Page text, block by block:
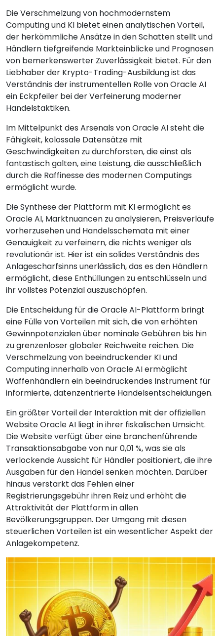
Die Verschmelzung von hochmodernstem
Computing und KI bietet einen analytischen Vorteil,
der herkömmliche Ansätze in den Schatten stellt und
Händlern tiefgreifende Markteinblicke und Prognosen
von bemerkenswerter Zuverlässigkeit bietet. Für den
Liebhaber der Krypto-Trading-Ausbildung ist das
Verständnis der instrumentellen Rolle von Oracle AI
ein Eckpfeiler bei der Verfeinerung moderner
Handelstaktiken.
Im Mittelpunkt des Arsenals von Oracle AI steht die
Fähigkeit, kolossale Datensätze mit
Geschwindigkeiten zu durchforsten, die einst als
fantastisch galten, eine Leistung, die ausschließlich
durch die Raffinesse des modernen Computings
ermöglicht wurde.
Die Synthese der Plattform mit KI ermöglicht es
Oracle AI, Marktnuancen zu analysieren, Preisverläufe
vorherzusehen und Handelsschemata mit einer
Genauigkeit zu verfeinern, die nichts weniger als
revolutionär ist. Hier ist ein solides Verständnis des
Anlagescharfsinns unerlässlich, das es den Händlern
ermöglicht, diese Enthüllungen zu entschlüsseln und
ihr vollstes Potenzial auszuschöpfen.
Die Entscheidung für die Oracle AI-Plattform bringt
eine Fülle von Vorteilen mit sich, die von erhöhten
Gewinnpotenzialen über nominale Gebühren bis hin
zu grenzenloser globaler Reichweite reichen. Die
Verschmelzung von beeindruckender KI und
Computing innerhalb von Oracle AI ermöglicht
Waffenhändlern ein beeindruckendes Instrument für
informierte, datenzentrierte Handelsentscheidungen.
Ein größter Vorteil der Interaktion mit der offiziellen
Website Oracle AI liegt in ihrer fiskalischen Umsicht.
Die Website verfügt über eine branchenführende
Transaktionsabgabe von nur 0,01 %, was sie als
verlockende Aussicht für Händler positioniert, die ihre
Ausgaben für den Handel senken möchten. Darüber
hinaus verstärkt das Fehlen einer
Registrierungsgebühr ihren Reiz und erhöht die
Attraktivität der Plattform in allen
Bevölkerungsgruppen. Der Umgang mit diesen
steuerlichen Vorteilen ist ein wesentlicher Aspekt der
Anlagekompetenz.